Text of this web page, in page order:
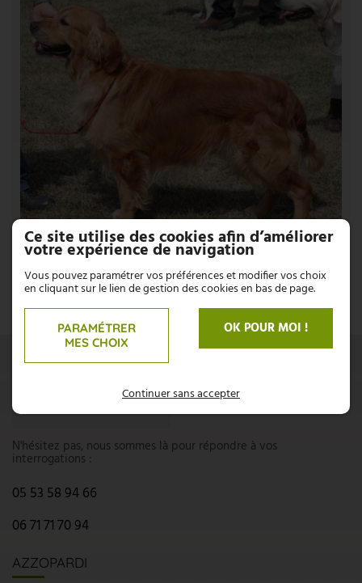
N'hésitez pas, nous sommes là pour répondre à vos
interrogations :
05 53 58 94 66
06 71 71 70 94
AZZOPARDI
Ce site utilise des cookies afin d’améliorer
votre expérience de navigation
Vous pouvez paramétrer vos préférences et modifier vos choix
en cliquant sur le lien de gestion des cookies en bas de page.
PARAMÉTRER
MES CHOIX
OK POUR MOI !
Continuer sans accepter